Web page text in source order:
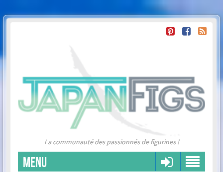
La communauté des passionnés de figurines !
MENU